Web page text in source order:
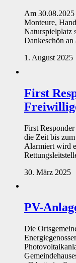
Am
Monteure,
Naturspielplatz
Dankeschön
1. August 2025
First
First
die Zeit bis
Alarmiert wird
30. März 2025
PV-
Die